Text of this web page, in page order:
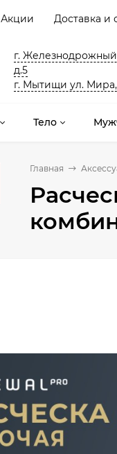
Акции Доставка и
г.
д.5
г. Мытищи ул. Мира,
Тело
Главная